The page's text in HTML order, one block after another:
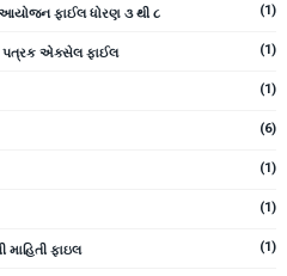
આયોજન ફાઈલ ધોરણ ૩ થી ૮ (1)
પત્રક એક્સેલ ફાઈલ (1)
(1)
(6)
(1)
(1)
ફાઇલ (1)